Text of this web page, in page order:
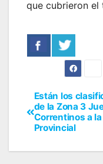
que cubrieron el
Están los
de la Zona 3
Correntinos a
Provincial